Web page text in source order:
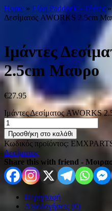
Home » Είδη Paddock - Τέντες »
Δεσίματος AWORKS 2.5cm
Iμάντες
2.5cm Μαυρο
€27.95
Iμάντες Δεσίματος AWORKS
Προσθήκη στο καλάθι
Κωδικός προϊόντος:
Δεσίματος
Share this with friend -
Περιγραφή
Αξιολογήσεις (0)